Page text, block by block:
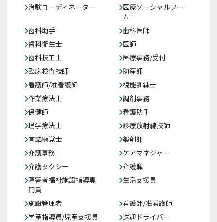
治験コーディネーター
医療ソーシャルワー
カー
歯科助手
歯科医師
歯科衛生士
医師
歯科技工士
医療事務/受付
臨床検査技師
助産師
看護師/准看護師
視能訓練士
作業療法士
調剤事務
保健師
看護助手
理学療法士
診療放射線技師
言語聴覚士
薬剤師
介護事務
ケアマネジャー
介護タクシー
介護職
障害者福祉施設指導専
門員
生活支援員
施設管理者
看護師/准看護師
学童指導員/児童支援員
送迎ドライバー